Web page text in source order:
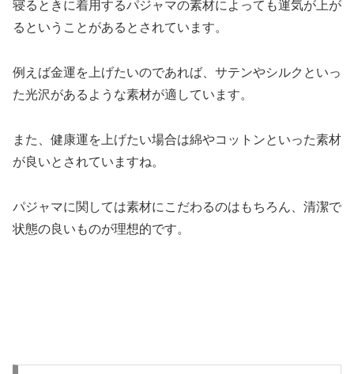
寝るときに着用するパジャマの素材によっても運気が上が
るということがあるとされています。
例えば金運を上げたいのであれば、サテンやシルクといっ
た光沢があるような素材が適しています。
また、健康運を上げたい場合は綿やコットンといった素材
が良いとされていますね。
パジャマに関しては素材にこだわるのはもちろん、清潔で
状態の良いものが理想的です。